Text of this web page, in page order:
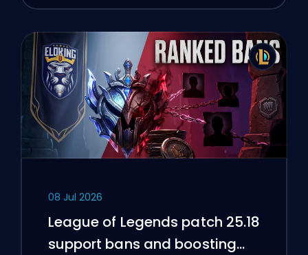
08 Jul 2026
League of Legends patch 25.18
support bans and boosting